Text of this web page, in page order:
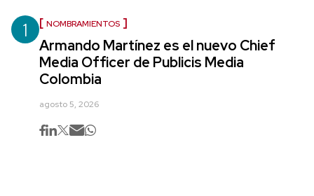
1 NOMBRAMIENTOS
Armando Martínez es el nuevo Chief
Media Officer de Publicis Media
Colombia
agosto 5, 2026